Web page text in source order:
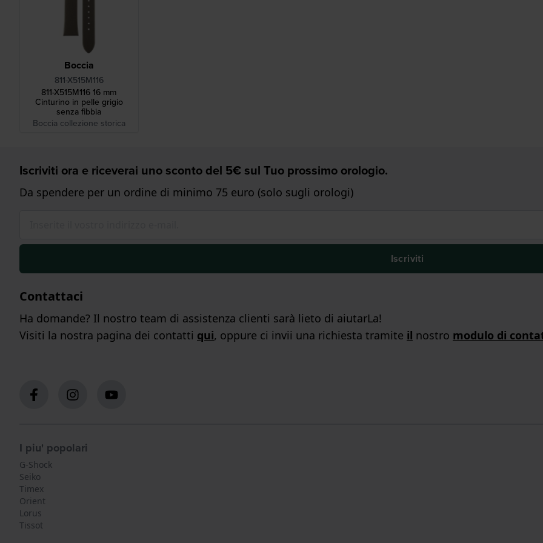
Boccia
811-X515M116
811-X515M116 16 mm
Cinturino in pelle grigio
senza fibbia
Boccia collezione storica
Iscriviti ora e riceverai uno sconto del 5€ sul Tuo prossimo orologio.
Da spendere per un ordine di minimo 75 euro (solo sugli orologi)
Iscriviti
Contattaci
Ha domande? Il nostro team di assistenza clienti sarà lieto di aiutarLa!
Visiti la nostra pagina dei contatti qui, oppure ci invii una richiesta tramite il nostro modulo di
I piu' popolari
G-Shock
Seiko
Timex
Orient
Lorus
Tissot